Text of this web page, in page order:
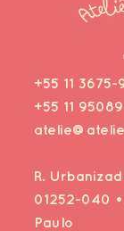
+55 11 3675-
+55 11
R.
01252-040
Paulo